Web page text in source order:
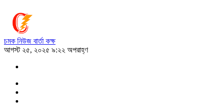
চমক নিউজ বার্তা কক্ষ
আগস্ট ২৫, ২০২৫ ৯:২২ অপরাহ্ণ